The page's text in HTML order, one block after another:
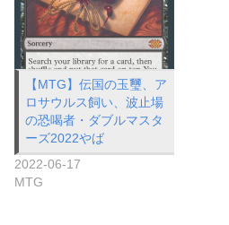
【MTG】伝国の玉璽、ア
ロサウルス飼い、波止場
の恐喝者・ダブルマスタ
ーズ2022やば
2022-06-17
MTG